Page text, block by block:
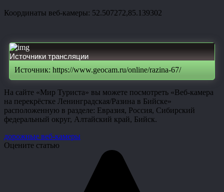
Координаты веб-камеры: 52.507272,85.139302
Источники трансляции
Источник: https://www.geocam.ru/online/razina-67/
На сайте «Мир Туриста» вы можете посмотреть «Веб-камера
на перекрёстке Ленинградская/Разина в Бийске»
расположенную в разделе: Евразия, Россия, Сибирский
федеральный округ, Алтайский край, Бийск.
дорожные веб-камеры
Оцените статью